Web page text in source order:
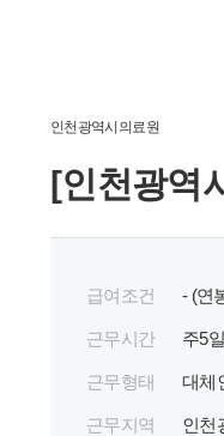
인천광역시의료원
[인천광역
급여조건 - (연
근무시간 주5
근무형태 대체
근무지역 인천